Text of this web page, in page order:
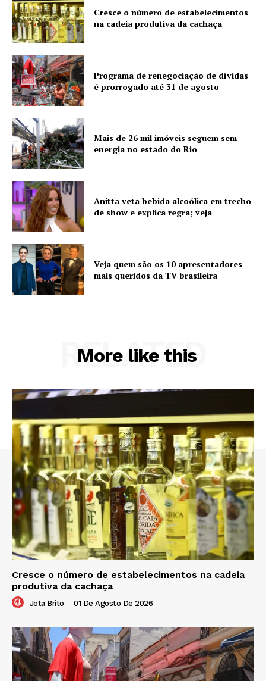
Cresce o número de estabelecimentos
na cadeia produtiva da cachaça
Programa de renegociação de dívidas
é prorrogado até 31 de agosto
Mais de 26 mil imóveis seguem sem
energia no estado do Rio
Anitta veta bebida alcoólica em trecho
de show e explica regra; veja
Veja quem são os 10 apresentadores
mais queridos da TV brasileira
More like this
RELATED
Cresce o número de estabelecimentos na cadeia
produtiva da cachaça
Jota Brito - 01 De Agosto De 2026